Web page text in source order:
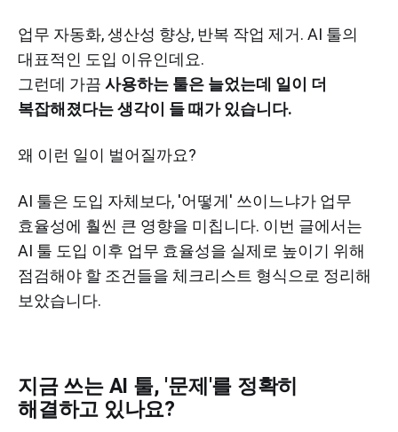
업무 자동화, 생산성 향상, 반복 작업 제거. AI 툴의
대표적인 도입 이유인데요.
그런데 가끔 사용하는 툴은 늘었는데 일이 더
복잡해졌다는 생각이 들 때가 있습니다.
왜 이런 일이 벌어질까요?
AI 툴은 도입 자체보다, '어떻게' 쓰이느냐가 업무
효율성에 훨씬 큰 영향을 미칩니다. 이번 글에서는
AI 툴 도입 이후 업무 효율성을 실제로 높이기 위해
점검해야 할 조건들을 체크리스트 형식으로 정리해
보았습니다.
지금 쓰는 AI 툴, '문제'를 정확히
해결하고 있나요?